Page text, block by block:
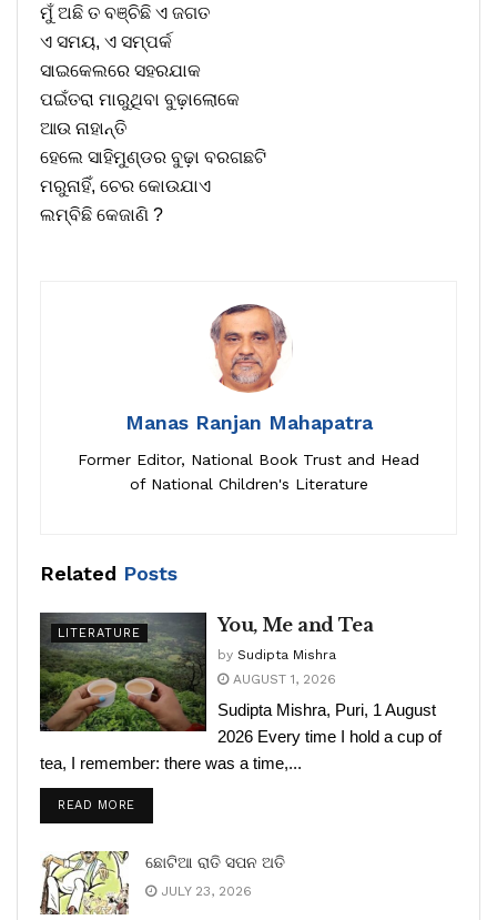
ମୁଁ ଅଛି ତ ବଞ୍ଚିଛି ଏ ଜଗତ
ଏ ସମୟ, ଏ ସମ୍ପର୍କ
ସାଇକେଲରେ ସହରଯାକ
ପଇଁତରା ମାରୁଥିବା ବୁଢ଼ାଲୋକେ
ଆଉ ନାହାନ୍ତି
ହେଲେ ସାହିମୁଣ୍ଡର ବୁଢ଼ା ବରଗଛଟି
ମରୁନାହିଁ, ଚେର କୋଉଯାଏ
ଲମ୍ବିଛି କେଜାଣି ?
Manas Ranjan Mahapatra
Former Editor, National Book Trust and Head
of National Children's Literature
Related Posts
LITERATURE You, Me and Tea
by Sudipta Mishra
AUGUST 1, 2026
Sudipta Mishra, Puri, 1 August
2026 Every time I hold a cup of
tea, I remember: there was a time,...
READ MORE
ଛୋଟିଆ ରାତି ସପନ ଅତି
JULY 23, 2026